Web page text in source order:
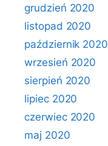
grudzień 2020
listopad 2020
październik 2020
wrzesień 2020
sierpień 2020
lipiec 2020
czerwiec 2020
maj 2020